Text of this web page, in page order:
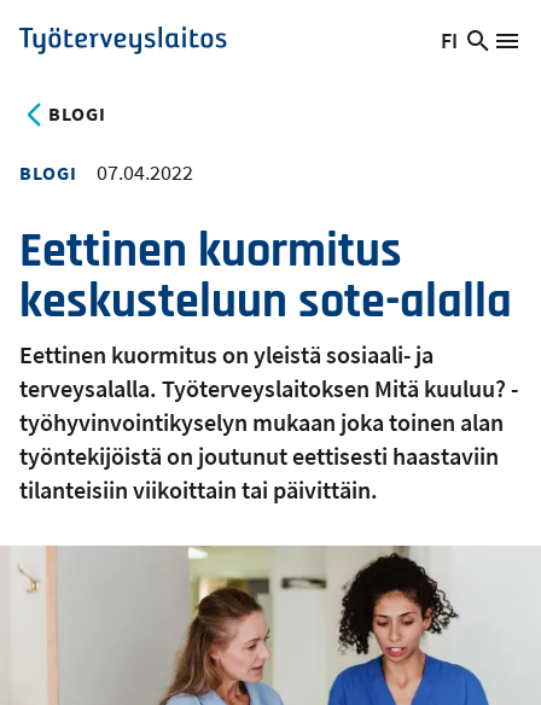
Hyppää
pääsisältöön
Työterveyslaitos
Vaihda
FI
Hae
BLOGI
BLOGI 07.04.2022
Eettinen kuormitus
keskusteluun sote-alalla
Eettinen kuormitus on yleistä sosiaali- ja
terveysalalla. Työterveyslaitoksen Mitä kuuluu? -
työhyvinvointikyselyn mukaan joka toinen alan
työntekijöistä on joutunut eettisesti haastaviin
tilanteisiin viikoittain tai päivittäin.